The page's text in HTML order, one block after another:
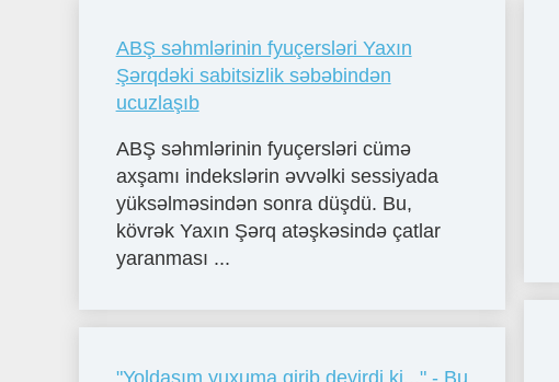
ABŞ səhmlərinin fyuçersləri Yaxın
Şərqdəki sabitsizlik səbəbindən
ucuzlaşıb
ABŞ səhmlərinin fyuçersləri cümə
axşamı indekslərin əvvəlki sessiyada
yüksəlməsindən sonra düşdü. Bu,
kövrək Yaxın Şərq atəşkəsində çatlar
yaranması ...